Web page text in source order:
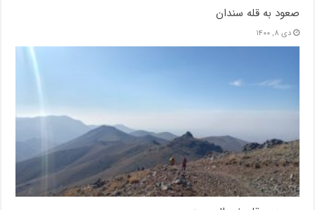
صعود به قله سندان
دی ۸, ۱۴۰۰